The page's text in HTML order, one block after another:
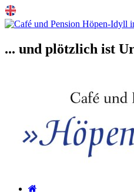
... und plötzlich ist